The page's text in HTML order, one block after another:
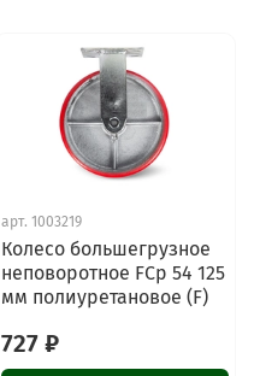
арт. 1003219
Колесо большегрузное
неповоротное FCp 54 125
мм полиуретановое (F)
727 ₽